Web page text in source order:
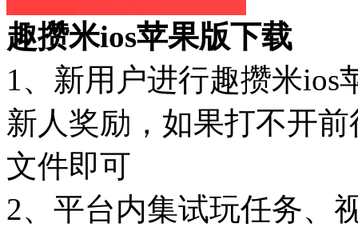
趣攒米ios苹果版下载
1、新用户进行趣攒米ios
新人奖励，如果打不开
文件即可
2、平台内集试玩任务、